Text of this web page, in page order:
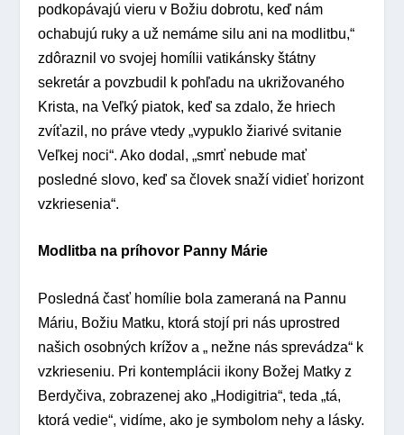
podkopávajú vieru v Božiu dobrotu, keď nám
ochabujú ruky a už nemáme silu ani na modlitbu,“
zdôraznil vo svojej homílii vatikánsky štátny
sekretár a povzbudil k pohľadu na ukrižovaného
Krista, na Veľký piatok, keď sa zdalo, že hriech
zvíťazil, no práve vtedy „vypuklo žiarivé svitanie
Veľkej noci“. Ako dodal, „smrť nebude mať
posledné slovo, keď sa človek snaží vidieť horizont
vzkriesenia“.
Modlitba na príhovor Panny Márie
Posledná časť homílie bola zameraná na Pannu
Máriu, Božiu Matku, ktorá stojí pri nás uprostred
našich osobných krížov a „ nežne nás sprevádza“ k
vzkrieseniu. Pri kontemplácii ikony Božej Matky z
Berdyčiva, zobrazenej ako „Hodigitria“, teda „tá,
ktorá vedie“, vidíme, ako je symbolom nehy a lásky.